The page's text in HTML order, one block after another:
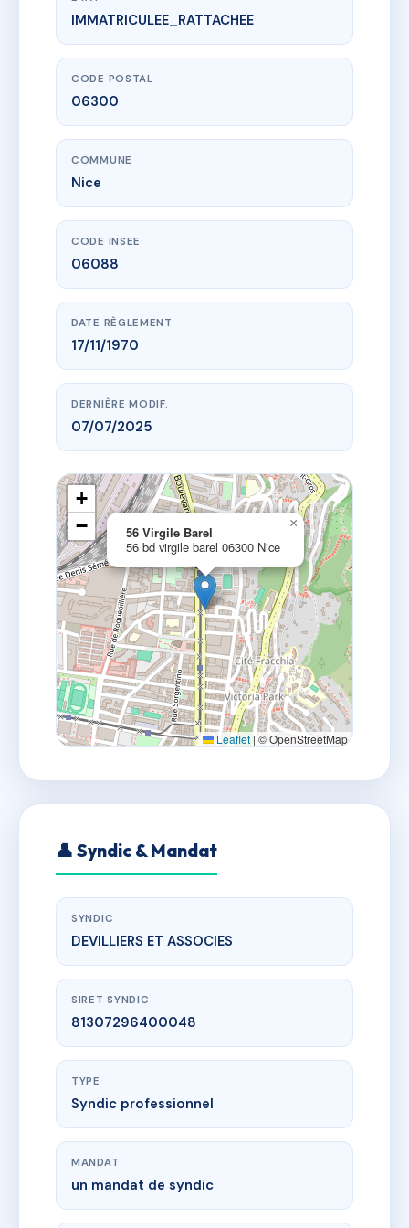
www.vme.plus/AF1618933
56 Virgile Barel
56 bd virgile barel
IMMATRICULEE_RATTACHEE
CODE POSTAL
06300
COMMUNE
Nice
CODE INSEE
06088
DATE RÈGLEMENT
17/11/1970
DERNIÈRE MODIF.
07/07/2025
56 Virgile Barel
56 bd virgile barel 06300 Nice
×
+
−
Leaflet | © OpenStreetMap
👤 Syndic & Mandat
SYNDIC
DEVILLIERS ET ASSOCIES
SIRET SYNDIC
81307296400048
TYPE
Syndic professionnel
MANDAT
un mandat de syndic